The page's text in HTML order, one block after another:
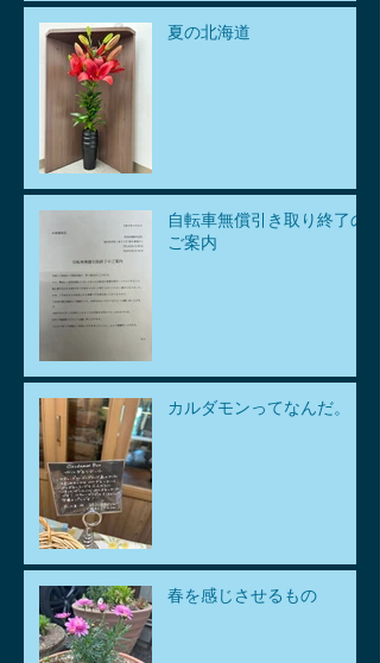
夏の北海道
自転車無償引き取り終了の
ご案内
カルダモンってなんだ。
春を感じさせるもの